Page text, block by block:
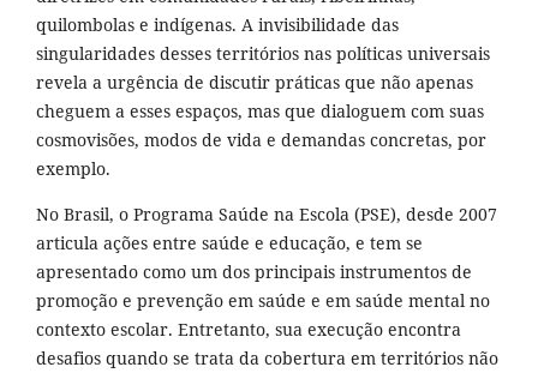
quilombolas e indígenas. A invisibilidade das
singularidades desses territórios nas políticas universais
revela a urgência de discutir práticas que não apenas
cheguem a esses espaços, mas que dialoguem com suas
cosmovisões, modos de vida e demandas concretas, por
exemplo.
No Brasil, o Programa Saúde na Escola (PSE), desde 2007
articula ações entre saúde e educação, e tem se
apresentado como um dos principais instrumentos de
promoção e prevenção em saúde e em saúde mental no
contexto escolar. Entretanto, sua execução encontra
desafios quando se trata da cobertura em territórios não